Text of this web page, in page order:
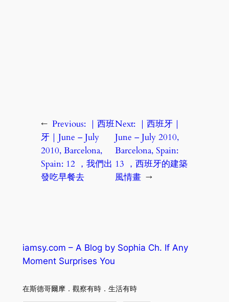
← Previous: ｜西班
牙｜June – July
2010, Barcelona,
Spain: 12 ，我們出
發吃早餐去
Next: ｜西班牙｜
June – July 2010,
Barcelona, Spain:
13 ，西班牙的建築
風情畫 →
iamsy.com – A Blog by Sophia Ch. If Any
Moment Surprises You
在斯德哥爾摩．觀察有時．生活有時